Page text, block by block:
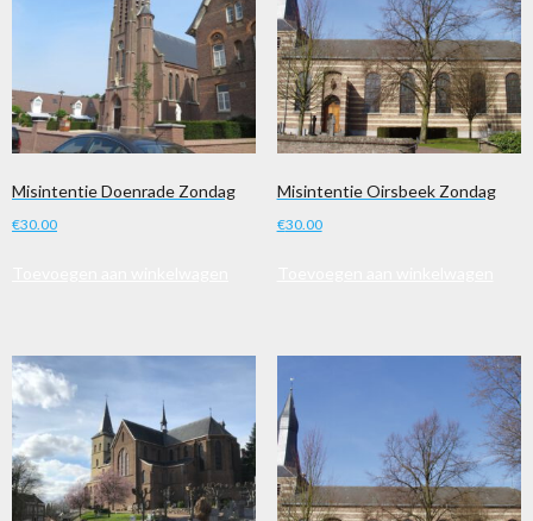
Misintentie Doenrade Zondag
€30.00
Misintentie Oirsbeek Zondag
€30.00